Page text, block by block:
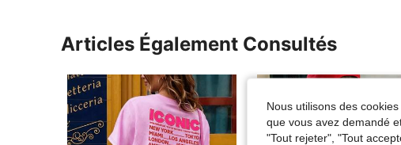
Articles Également Consultés
Nous utilisons des
que vous avez demandé
"Tout rejeter", "Tout